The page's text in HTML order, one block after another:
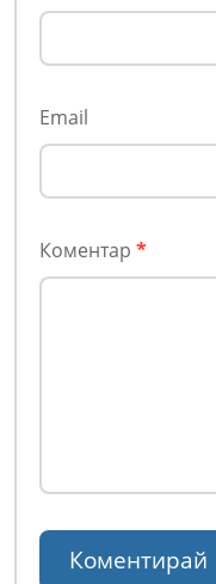
Email
Коментар *